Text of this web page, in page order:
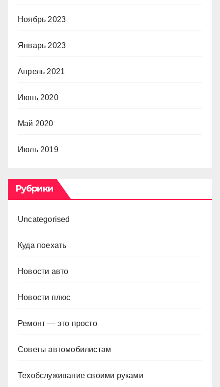
Ноябрь 2023
Январь 2023
Апрель 2021
Июнь 2020
Май 2020
Июль 2019
Рубрики
Uncategorised
Куда поехать
Новости авто
Новости плюс
Ремонт — это просто
Советы автомобилистам
Техобслуживание своими руками